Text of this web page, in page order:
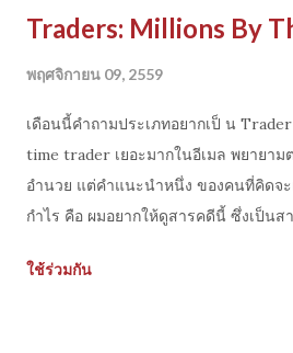
Traders: Millions By
พฤศจิกายน 09, 2559
เดือนนี้คำถามประเภทอยากเป็ น
time trader เยอะมากในอีเมล พยายาม
อำนวย แต่คำแนะนำหนึ่ง ของคนที่คิดจ
กำไร คือ ผมอยากให้ดูสารคดีนี้ ซึ่งเป็นส
บ้านเทรดเดอร์, rookie trader ,prop
ใช้ร่วมกัน